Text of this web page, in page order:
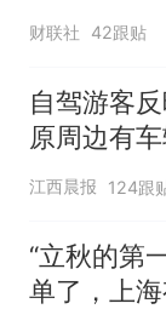
强
财联社 42跟贴
自驾游客
原周边有
修理店铺
元，官方
江西晨报 124跟
“立秋的第
单了，上